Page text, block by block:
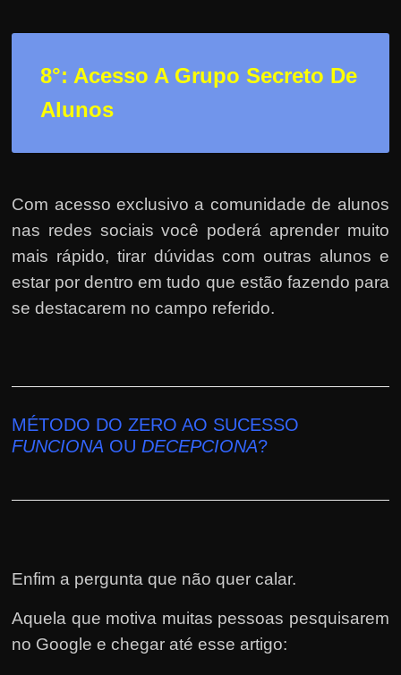
8°: Acesso A Grupo Secreto De
Alunos
Com acesso exclusivo a comunidade de alunos
nas redes sociais você poderá aprender muito
mais rápido, tirar dúvidas com outras alunos e
estar por dentro em tudo que estão fazendo para
se destacarem no campo referido.
MÉTODO DO ZERO AO SUCESSO
FUNCIONA OUDECEPCIONA?
Enfim a pergunta que não quer calar.
Aquela que motiva muitas pessoas pesquisarem
no Google e chegar até esse artigo: